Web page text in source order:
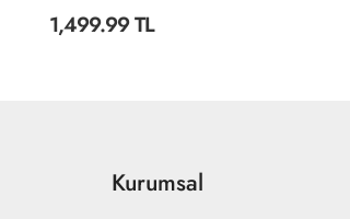
979.99 TL
Kurumsal